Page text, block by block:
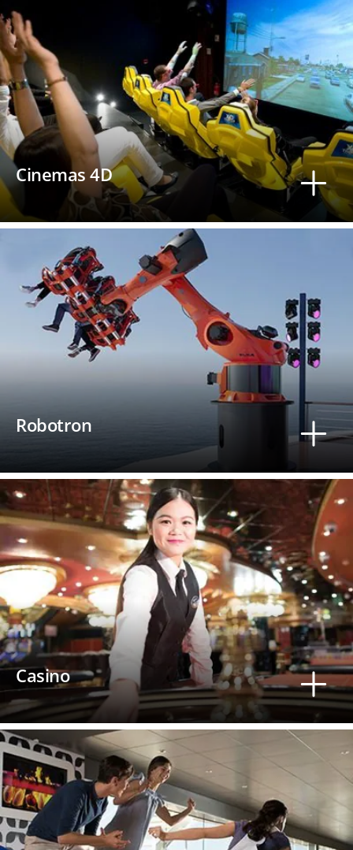
Cinemas 4D
Robotron
Casino